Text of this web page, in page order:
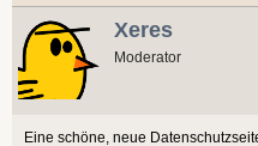
Xeres
Moderator
Eine schöne, neue